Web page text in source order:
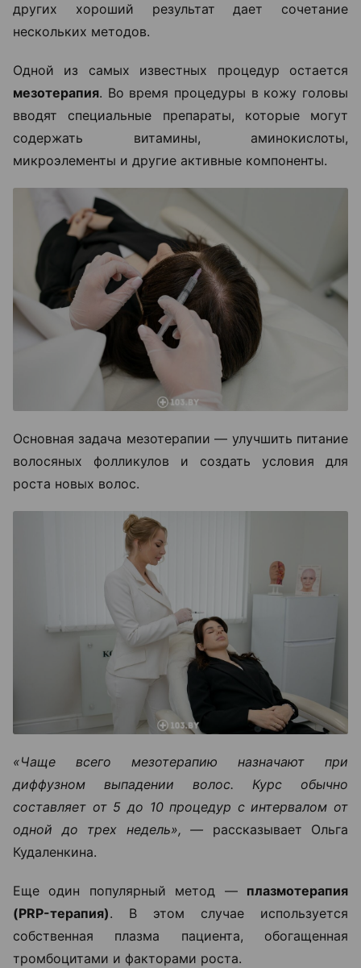
других хороший результат дает сочетание
нескольких методов.
Одной из самых известных процедур остается
мезотерапия. Во время процедуры в кожу головы
вводят специальные препараты, которые могут
содержать витамины, аминокислоты,
микроэлементы и другие активные компоненты.
Основная задача мезотерапии — улучшить питание
волосяных фолликулов и создать условия для
роста новых волос.
«Чаще всего мезотерапию назначают при
диффузном выпадении волос. Курс обычно
составляет от 5 до 10 процедур с интервалом от
одной до трех недель», — рассказывает Ольга
Кудаленкина.
Еще один популярный метод — плазмотерапия
(PRP-терапия). В этом случае используется
собственная плазма пациента, обогащенная
тромбоцитами и факторами роста.